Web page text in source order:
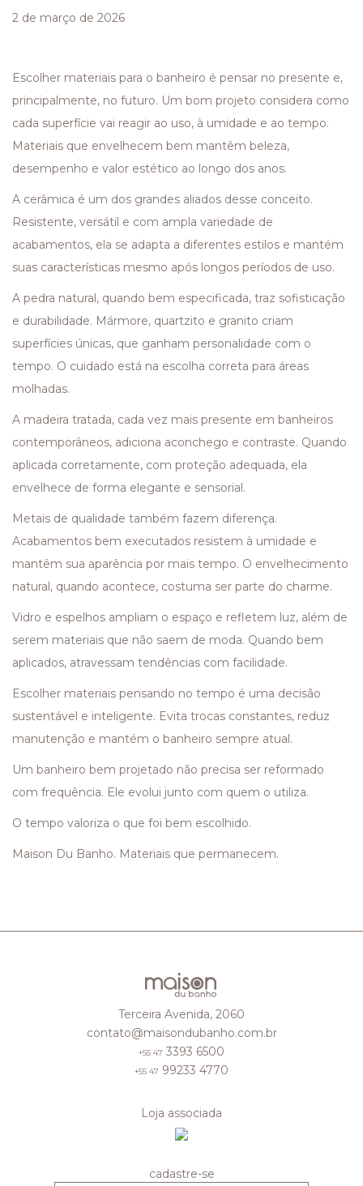
2 de março de 2026
Escolher materiais para o banheiro é pensar no presente e,
principalmente, no futuro. Um bom projeto considera como
cada superfície vai reagir ao uso, à umidade e ao tempo.
Materiais que envelhecem bem mantêm beleza,
desempenho e valor estético ao longo dos anos.
A cerâmica é um dos grandes aliados desse conceito.
Resistente, versátil e com ampla variedade de
acabamentos, ela se adapta a diferentes estilos e mantém
suas características mesmo após longos períodos de uso.
A pedra natural, quando bem especificada, traz sofisticação
e durabilidade. Mármore, quartzito e granito criam
superfícies únicas, que ganham personalidade com o
tempo. O cuidado está na escolha correta para áreas
molhadas.
A madeira tratada, cada vez mais presente em banheiros
contemporâneos, adiciona aconchego e contraste. Quando
aplicada corretamente, com proteção adequada, ela
envelhece de forma elegante e sensorial.
Metais de qualidade também fazem diferença.
Acabamentos bem executados resistem à umidade e
mantêm sua aparência por mais tempo. O envelhecimento
natural, quando acontece, costuma ser parte do charme.
Vidro e espelhos ampliam o espaço e refletem luz, além de
serem materiais que não saem de moda. Quando bem
aplicados, atravessam tendências com facilidade.
Escolher materiais pensando no tempo é uma decisão
sustentável e inteligente. Evita trocas constantes, reduz
manutenção e mantém o banheiro sempre atual.
Um banheiro bem projetado não precisa ser reformado
com frequência. Ele evolui junto com quem o utiliza.
O tempo valoriza o que foi bem escolhido.
Maison Du Banho. Materiais que permanecem.
Terceira Avenida, 2060
contato@maisondubanho.com.br
+55 47 3393 6500
+55 47 99233 4770
Loja associada
cadastre-se